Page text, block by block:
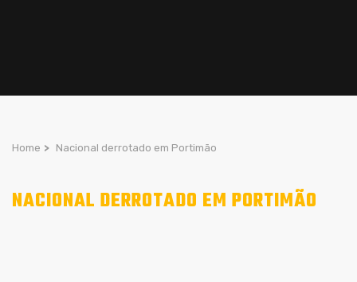
Home > Nacional derrotado em Portimão
NACIONAL DERROTADO EM PORTIMÃO